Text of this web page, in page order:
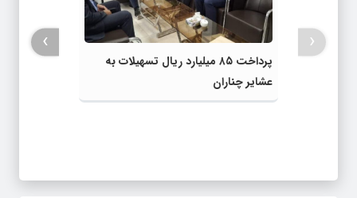
پرداخت ۸۵ میلیارد ریال تسهیلات به
عشایر چناران
‹
›